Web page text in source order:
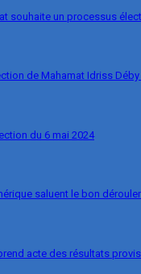
souhaite un processus
de Mahamat Idriss
du 6 mai 2024
saluent le bon
acte des résultats